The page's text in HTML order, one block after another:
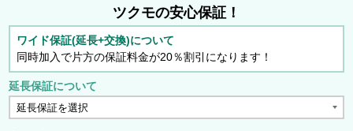
ツクモの安心保証！
ワイド保証(延長+交換)について
同時加入で片方の保証料金が20％割引になります！
延長保証について